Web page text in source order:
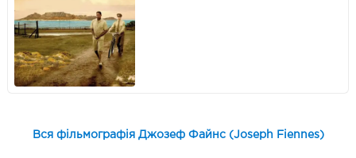
Вся фільмографія Джозеф Файнс (Joseph Fiennes)